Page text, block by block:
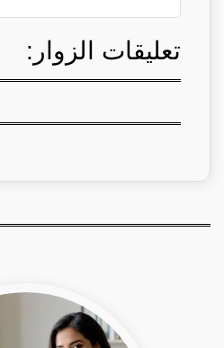
تعليقات الزوار: